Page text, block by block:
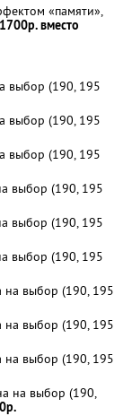
«памяти»,
1700р. вместо
выбор (190, 195
выбор (190, 195
выбор (190, 195
выбор (190, 195
выбор (190, 195
выбор (190, 195
на выбор (190, 195
на выбор (190, 195
на выбор (190, 195
на выбор (190,